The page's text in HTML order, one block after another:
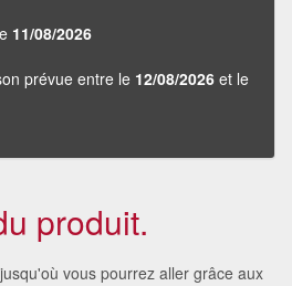
11/08/2026
prévue entre le 12/08/2026 et le
produit.
vous pourrez aller grâce aux